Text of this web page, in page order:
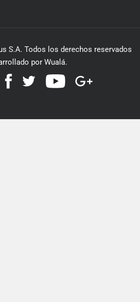
S.A. Todos los derechos reservados
por Wualá.